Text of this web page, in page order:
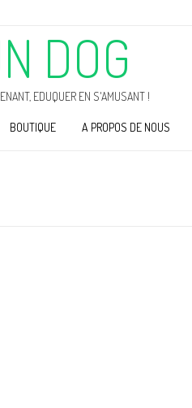
DOG
EDUQUER EN S'AMUSANT !
BOUTIQUE A PROPOS DE NOUS